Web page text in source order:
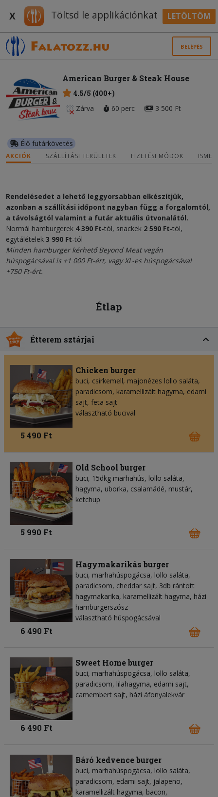
X Töltsd le applikációnkat LETÖLTÖM
BELÉPÉS
American Burger & Steak House
4.5/5 (400+)
Zárva
60 perc 3 500 Ft
Élő futárkövetés
AKCIÓK SZÁLLÍTÁSI TERÜLETEK FIZETÉSI MÓDOK
Rendelésedet a lehető leggyorsabban elkészítjük,
azonban a szállítási időpont nagyban függ a forgalomtól,
a távolságtól valamint a futár aktuális útvonalától.
Normál hamburgerek 4 390 Ft-tól, snackek 2 590 Ft-tól,
egytálételek 3 990 Ft-tól
Minden hamburger kérhetőBeyond Meat vegán
húspogácsávalis +1 000 Ft-ért, vagy XL-es húspogácsával
+750 Ft-ért.
Étlap
Étterem sztárjai
Chicken burger
buci, csirkemell, majonézes lollo saláta,
paradicsom, karamellizált hagyma, edami
sajt, feta sajt
választható bucival
5 490 Ft
Old School burger
buci, 15dkg marhahús, lollo saláta,
hagyma, uborka, csalamádé, mustár,
ketchup
5 990 Ft
Hagymakarikás burger
buci, marhahúspogácsa, lollo saláta,
paradicsom, cheddar sajt, 3db rántott
hagymakarika, karamellizált hagyma, házi
hamburgerszósz
választható húspogácsával
6 490 Ft
Sweet Home burger
buci, marhahúspogácsa, lollo saláta,
paradicsom, lilahagyma, edami sajt,
camembert sajt, házi áfonyalekvár
6 490 Ft
Báró kedvence burger
buci, marhahúspogácsa, lollo saláta,
paradicsom, edami sajt, jalapeno,
karamellizált hagyma, bacon,